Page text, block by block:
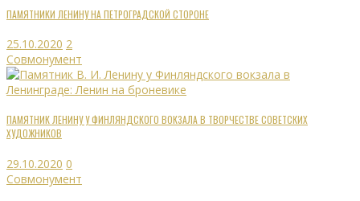
ПАМЯТНИКИ ЛЕНИНУ НА ПЕТРОГРАДСКОЙ СТОРОНЕ
25.10.2020 2
Совмонумент
ПАМЯТНИК ЛЕНИНУ У ФИНЛЯНДСКОГО ВОКЗАЛА В ТВОРЧЕСТВЕ СОВЕТСКИХ
ХУДОЖНИКОВ
29.10.2020 0
Совмонумент